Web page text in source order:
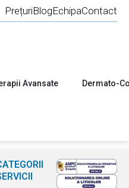
PrețuriBlogEchipaContact
Avansate Dermato-